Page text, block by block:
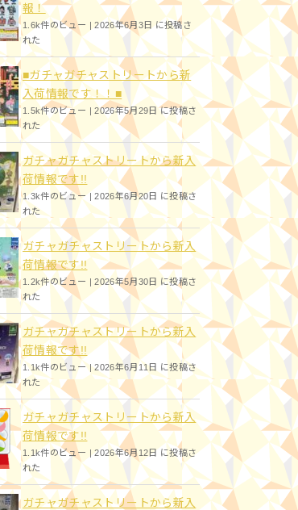
報！
1.6k件のビュー |2026年6月3日 に投稿さ
れた
■ガチャガチャストリートから新
入荷情報です！！■
1.5k件のビュー |2026年5月29日 に投稿さ
れた
ガチャガチャストリートから新入
荷情報です!!
1.3k件のビュー|2026年6月20日 に投稿さ
れた
ガチャガチャストリートから新入
荷情報です!!
1.2k件のビュー |2026年5月30日 に投稿さ
れた
ガチャガチャストリートから新入
荷情報です!!
1.1k件のビュー|2026年6月11日 に投稿さ
れた
ガチャガチャストリートから新入
荷情報です!!
1.1k件のビュー |2026年6月12日 に投稿さ
れた
ガチャガチャストリートから新入